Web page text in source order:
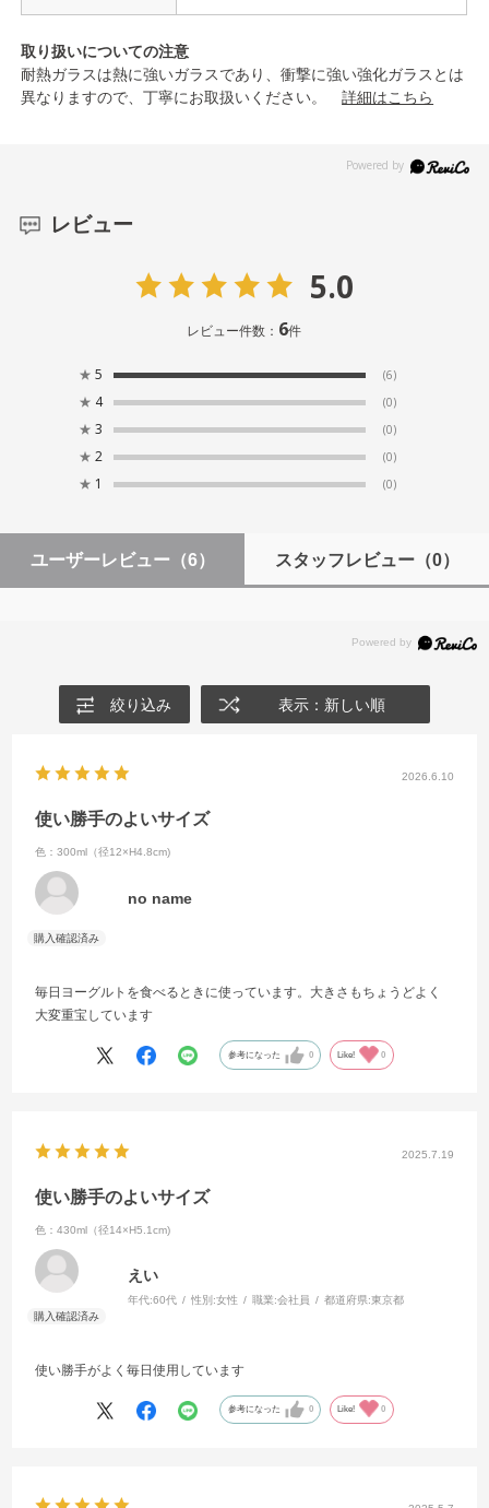
取り扱いについての注意
耐熱ガラスは熱に強いガラスであり、衝撃に強い強化ガラスとは
異なりますので、丁寧にお取扱いください。詳細はこちら
レビュー
5.0
レビュー件数： 6件
★ 5 (6)
★ 4 (0)
★ 3 (0)
★ 2 (0)
★ 1 (0)
ユーザーレビュー （6） スタッフレビュー（0）
絞り込み 表示：新しい順
2026.6.10
使い勝手のよいサイズ
色：300ml（径12×H4.8cm)
no name
毎日ヨーグルトを食べるときに使っています。大きさもちょうどよく
大変重宝しています
参考になった 0 Like! 0
2025.7.19
使い勝手のよいサイズ
色：430ml（径14×H5.1cm)
えい
年代:60代 性別:女性 職業:会社員 都道府県:東京都
使い勝手がよく毎日使用しています
参考になった 0 Like! 0